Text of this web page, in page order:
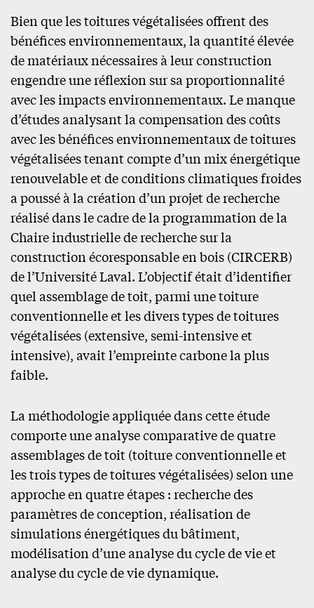
Bien que les toitures végétalisées offrent des
bénéfices environnementaux, la quantité élevée
de matériaux nécessaires à leur construction
engendre une réflexion sur sa proportionnalité
avec les impacts environnementaux. Le manque
d’études analysant la compensation des coûts
avec les bénéfices environnementaux de toitures
végétalisées tenant compte d’un mix énergétique
renouvelable et de conditions climatiques froides
a poussé à la création d’un projet de recherche
réalisé dans le cadre de la programmation de la
Chaire industrielle de recherche sur la
construction écoresponsable en bois (CIRCERB)
de l’Université Laval. L’objectif était d’identifier
quel assemblage de toit, parmi une toiture
conventionnelle et les divers types de toitures
végétalisées (extensive, semi-intensive et
intensive), avait l’empreinte carbone la plus
faible.
La méthodologie appliquée dans cette étude
comporte une analyse comparative de quatre
assemblages de toit (toiture conventionnelle et
les trois types de toitures végétalisées) selon une
approche en quatre étapes : recherche des
paramètres de conception, réalisation de
simulations énergétiques du bâtiment,
modélisation d’une analyse du cycle de vie et
analyse du cycle de vie dynamique.